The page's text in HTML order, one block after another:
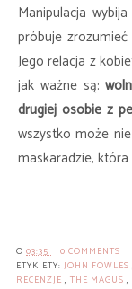
Manipulacja
próbuje
Jego relacja z
jak ważne są:
drugiej osobie z
wszystko może
maskaradzie,
O 03:35
0 COMMENTS
ETYKIETY: JOHN FOWLES
RECENZJE , THE MAGUS ,